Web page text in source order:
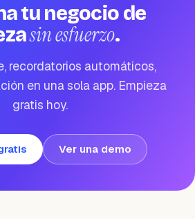
tu negocio de
sin esfuerzo.
recordatorios automáticos,
en una sola app. Empieza
gratis hoy.
Ver una demo